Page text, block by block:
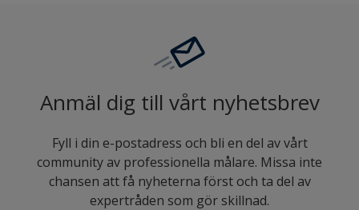
Anmäl dig till vårt nyhetsbrev
Fyll i din e-postadress och bli en del av vårt
community av professionella målare. Missa inte
chansen att få nyheterna först och ta del av
expertråden som gör skillnad.